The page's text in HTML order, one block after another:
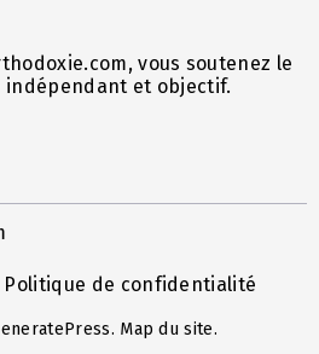
vous soutenez le
et objectif.
Politique de confidentialité
. Map du site.